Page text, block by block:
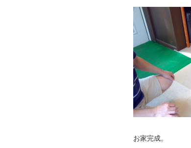
お家完成。